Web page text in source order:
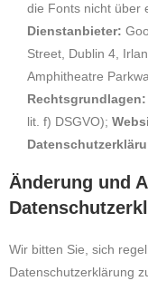
die Fonts nicht über
Dienstanbieter:
Street, Dublin 4,
Amphitheatre
Rechtsgrundlagen:
lit. f) DSGVO);
Änderung und
Wir bitten Sie, sich
Datenschutzerklärung